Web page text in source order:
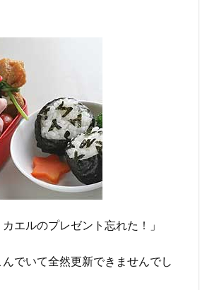
エルのプレゼント忘れた！」
でいて全然更新できませんでし